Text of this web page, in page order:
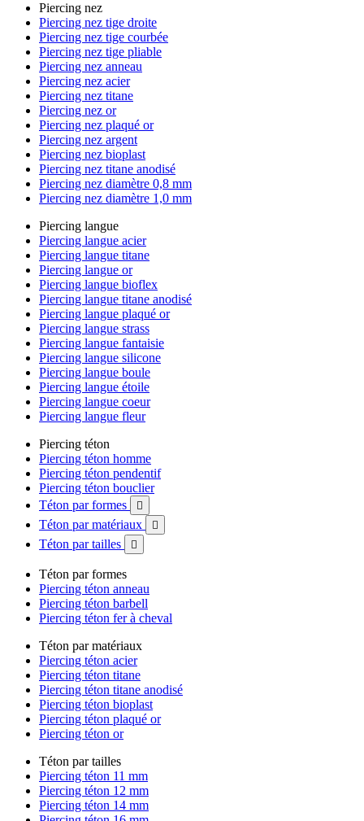
Piercing nez
Piercing nez tige droite
Piercing nez tige courbée
Piercing nez tige pliable
Piercing nez anneau
Piercing nez acier
Piercing nez titane
Piercing nez or
Piercing nez plaqué or
Piercing nez argent
Piercing nez bioplast
Piercing nez titane anodisé
Piercing nez diamètre 0,8 mm
Piercing nez diamètre 1,0 mm
Piercing langue
Piercing langue acier
Piercing langue titane
Piercing langue or
Piercing langue bioflex
Piercing langue titane anodisé
Piercing langue plaqué or
Piercing langue strass
Piercing langue fantaisie
Piercing langue silicone
Piercing langue boule
Piercing langue étoile
Piercing langue coeur
Piercing langue fleur
Piercing téton
Piercing téton homme
Piercing téton pendentif
Piercing téton bouclier
Téton par formes

Téton par matériaux 
Téton par tailles 
Téton par formes
Piercing téton anneau
Piercing téton barbell
Piercing téton fer à cheval
Téton par matériaux
Piercing téton acier
Piercing téton titane
Piercing téton titane anodisé
Piercing téton bioplast
Piercing téton plaqué or
Piercing téton or
Téton par tailles
Piercing téton 11 mm
Piercing téton 12 mm
Piercing téton 14 mm